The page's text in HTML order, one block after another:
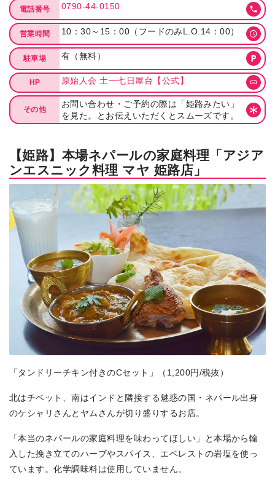
電話番号 0790-44-0150
営業時間 10：30～15：00（フードのみL.O.14：00）
駐車場 有（無料）
HP 原始人会 土一七日屋台【公式】
その他
お問い合わせ・ご予約の際は「姫路みたい」
を見た。とお伝えいただくとスムーズです。
【姫路】本場ネパールの家庭料理「アジア
ンエスニック料理 マヤ 姫路店」
「タンドリーチキン付きのCセット」（1,200円/税抜）
北はチベット、南はインドと隣接する魅惑の国・ネパール出身
のケシャリさんとヤムさんが切り盛りするお店。
「本当のネパールの家庭料理を味わってほしい」と本場から輸
入した挽き立てのハーブやスパイス、エベレストの岩塩を使っ
ています。化学調味料は使用していません。